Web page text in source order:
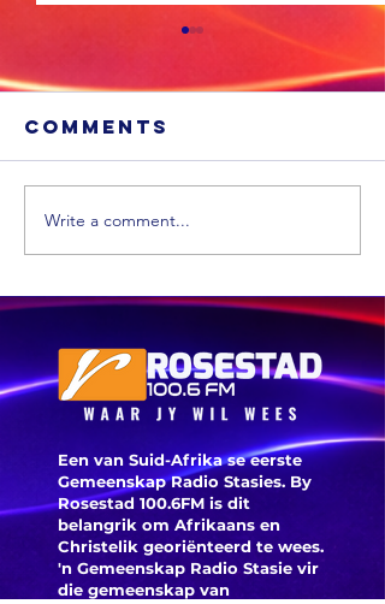
OGGEND
SPORT: Die
kry ‘n
hupstoot,
SA20-spanne
neem vorm
aan en daar
was ‘n
opwindende
begin by die
nasionale
netbal
Comments
Write a comment...
Een van Suid-Afrika se eerste
Gemeenskap Radio Stasies. By
Rosestad 100.6FM is dit
belangrik om Afrikaans en
Christelik georiënteerd te wees.
'n Gemeenskap Radio Stasie vir
die gemeenskap van